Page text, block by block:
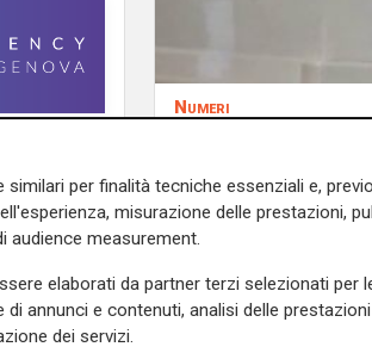
lavoro in
famiglie,
”. Lo
non serve
dei
Numeri
semestre: ricavi
e margine
aumento del 9%
per finalità tecniche essenziali e,
misurazione delle prestazioni,
audience measurement.
elaborati da partner terzi selezionati per
annunci e contenuti, analisi delle
dei servizi.